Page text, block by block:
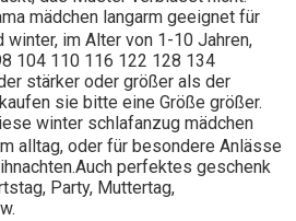
mädchen langarm geeignet für
winter, im Alter von 1-10 Jahren,
104 110 116 122 128 134
stärker oder größer als der
sie bitte eine Größe größer.
winter schlafanzug mädchen
alltag, oder für besondere Anlässe
perfektes geschenk
Party, Muttertag,